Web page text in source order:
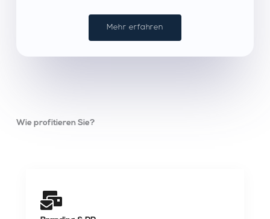
Mehr erfahren
Wie profitieren Sie?